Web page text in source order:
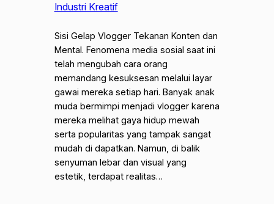
Industri Kreatif
Sisi Gelap Vlogger Tekanan Konten dan
Mental. Fenomena media sosial saat ini
telah mengubah cara orang
memandang kesuksesan melalui layar
gawai mereka setiap hari. Banyak anak
muda bermimpi menjadi vlogger karena
mereka melihat gaya hidup mewah
serta popularitas yang tampak sangat
mudah di dapatkan. Namun, di balik
senyuman lebar dan visual yang
estetik, terdapat realitas…